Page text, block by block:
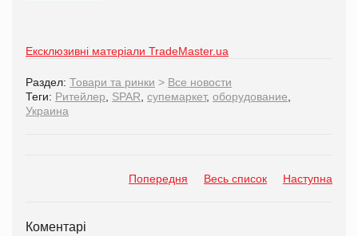
Ексклюзивні матеріали TradeMaster.ua
Раздел: Товари та ринки > Все новости
Теги: Ритейлер SPAR супемаркет, оборудование
Украина
Попередня Весь список Наступна
Коментарі